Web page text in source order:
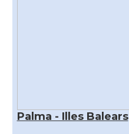
Palma - Illes Balears